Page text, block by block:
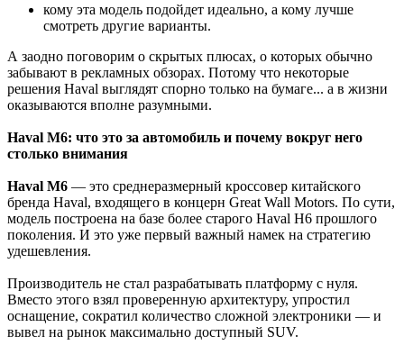
кому эта модель подойдет идеально, а кому лучше
смотреть другие варианты.
А заодно поговорим о скрытых плюсах, о которых обычно
забывают в рекламных обзорах. Потому что некоторые
решения Haval выглядят спорно только на бумаге... а в жизни
оказываются вполне разумными.
Haval M6: что это за автомобиль и почему вокруг него
столько внимания
Haval M6 — это среднеразмерный кроссовер китайского
бренда Haval, входящего в концерн Great Wall Motors. По сути,
модель построена на базе более старого Haval H6 прошлого
поколения. И это уже первый важный намек на стратегию
удешевления.
Производитель не стал разрабатывать платформу с нуля.
Вместо этого взял проверенную архитектуру, упростил
оснащение, сократил количество сложной электроники — и
вывел на рынок максимально доступный SUV.